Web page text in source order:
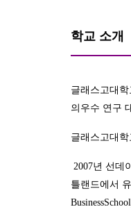
학교 소개
글래스고대학
의우수 연구
글래스고대학
2007년 선데
틀랜드에서